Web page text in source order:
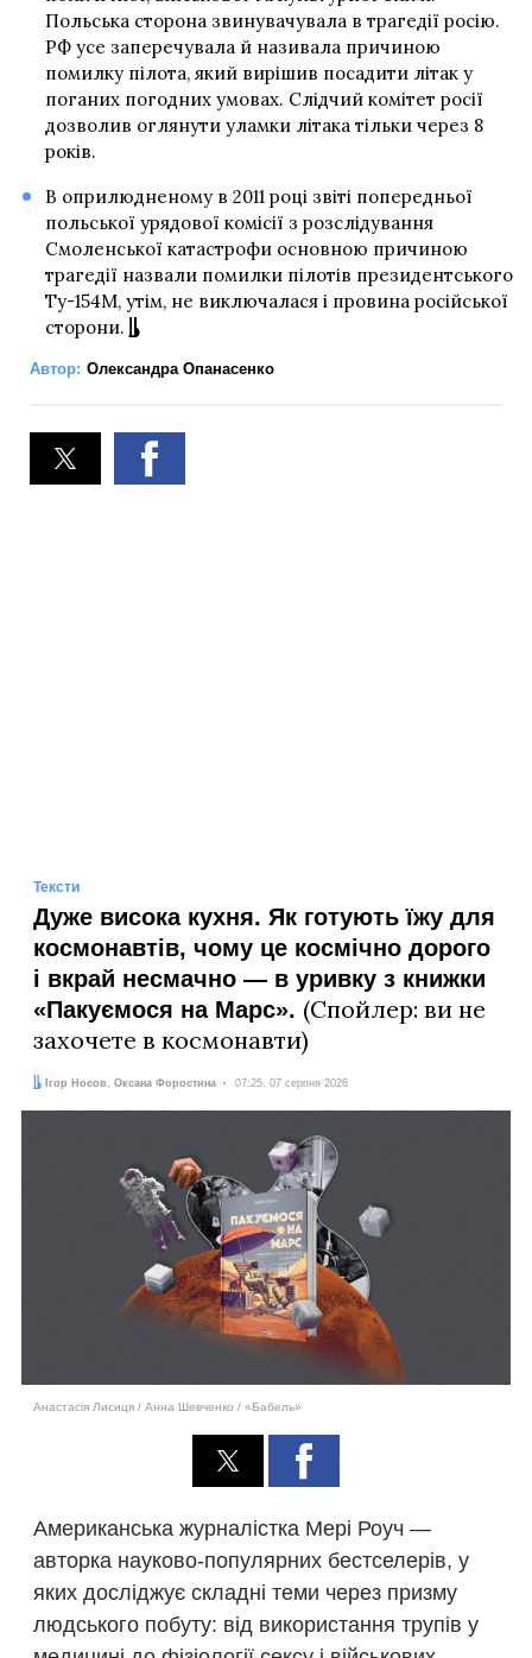
Польська сторона звинувачувала в трагедії росію.
РФ усе заперечувала й називала причиною
помилку пілота, який вирішив посадити літак у
поганих погодних умовах. Слідчий комітет росії
дозволив оглянути уламки літака тільки через 8
років.
В оприлюдненому в 2011 році звіті попередньої
польської урядової комісії з розслідування
Смоленської катастрофи основною причиною
трагедії назвали помилки пілотів президентського
Ту-154М, утім, не виключалася і провина російської
сторони.
Автор: Олександра Опанасенко